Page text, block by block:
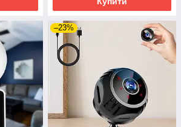
–23%